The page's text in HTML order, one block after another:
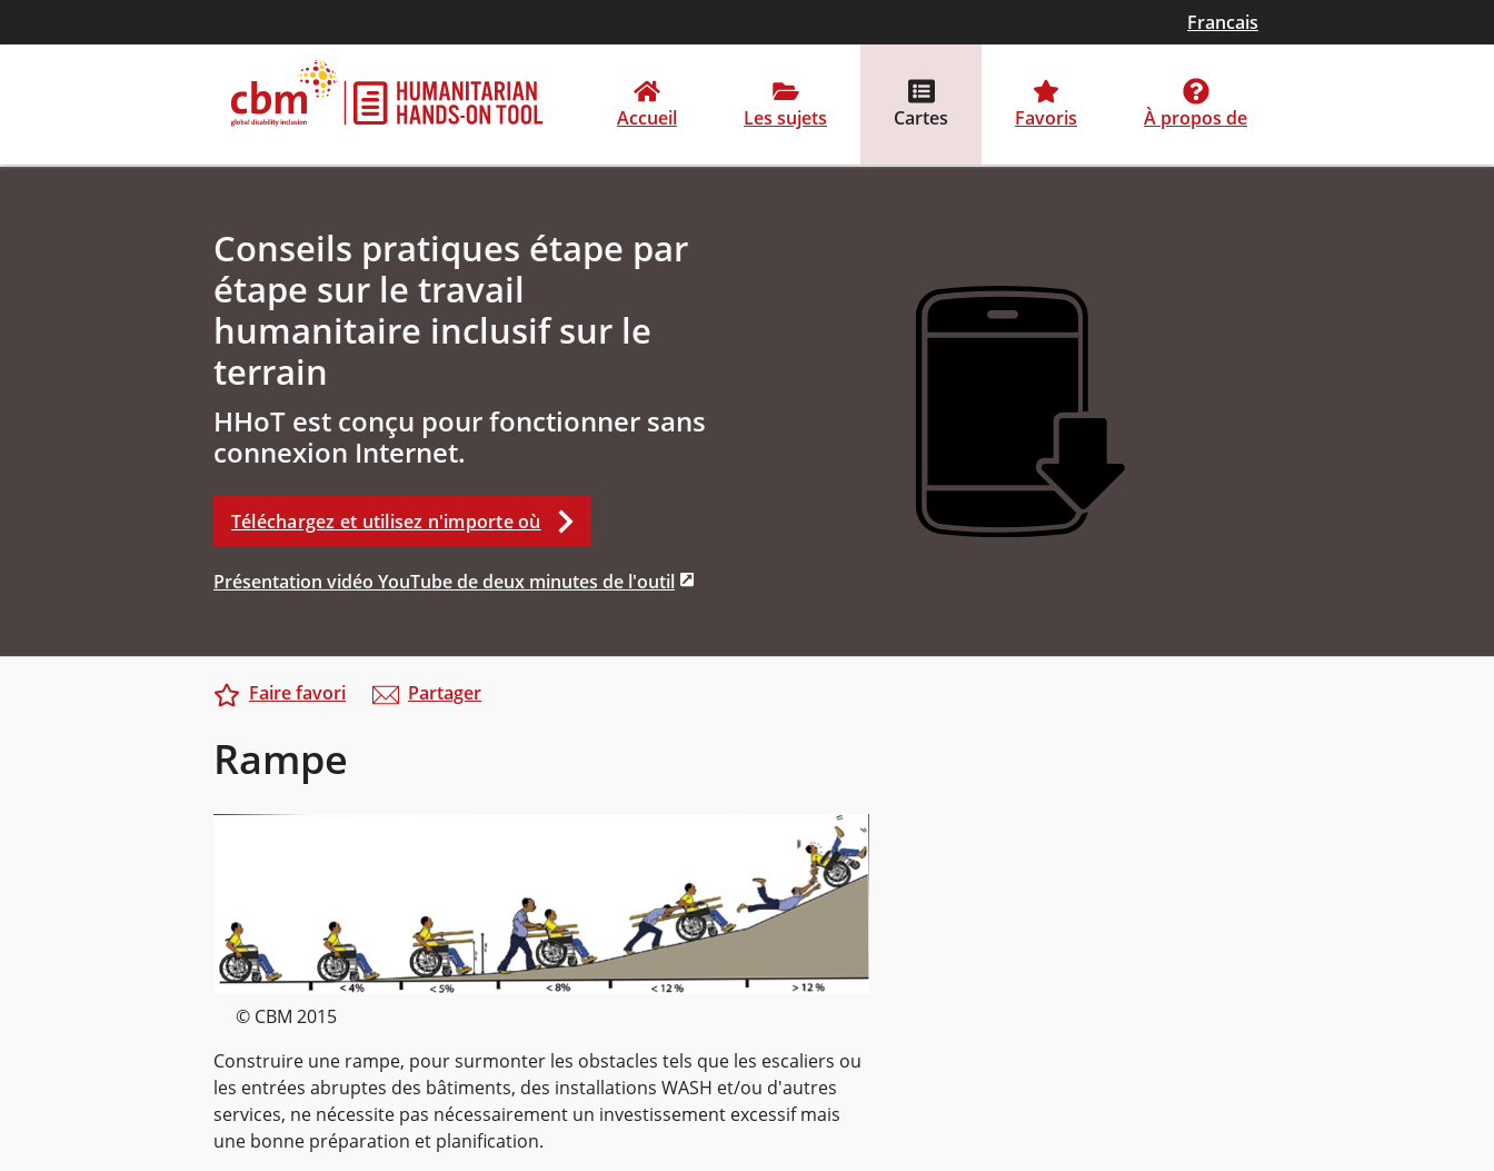
Accueil Les sujets Cartes Favoris À propos de
Conseils pratiques étape par
étape sur le travail
humanitaire inclusif sur le
terrain
HHoT est conçu pour fonctionner sans
connexion Internet.
Téléchargez et utilisez n'importe où
Présentation vidéo YouTube de deux minutes de l'outil
Francais
Rampe
Faire favori Partager
© CBM 2015
Construire une rampe, pour surmonter les obstacles tels que les escaliers ou
les entrées abruptes des bâtiments, des installations WASH et/ou d'autres
services, ne nécessite pas nécessairement un investissement excessif mais
une bonne préparation et planification.